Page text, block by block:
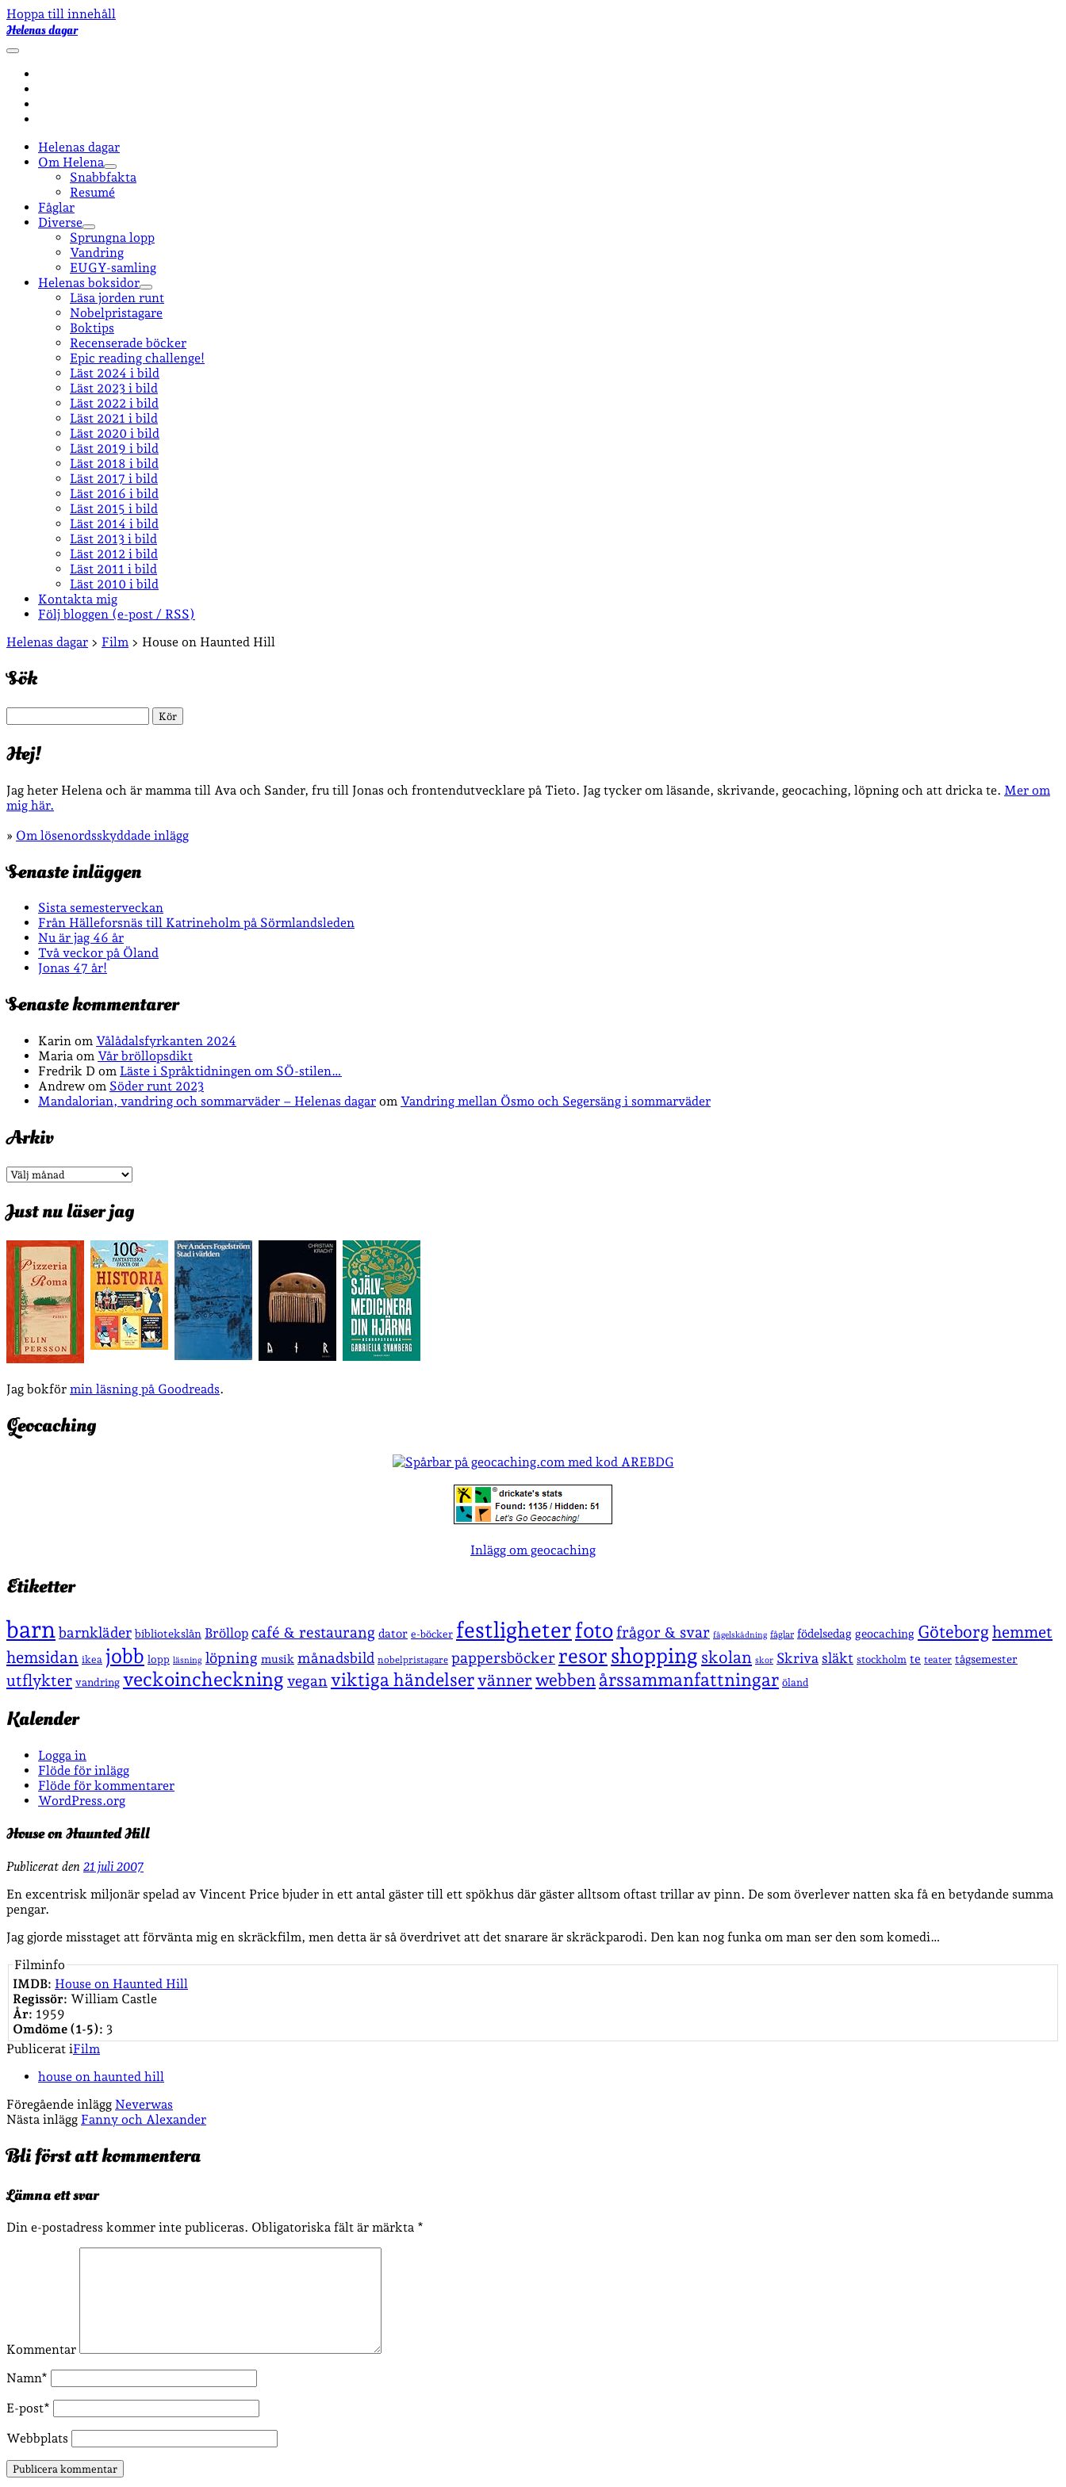
Hoppa till innehåll
Helenas dagar
öppna
Helenas dagar
Om Helena
öppna
undermeny
Snabbfakta
Resumé
Fåglar
Diverse
öppna
undermeny
Sprungna lopp
Vandring
EUGY-samling
Helenas boksidor
öppna
undermeny
Läsa jorden runt
Nobelpristagare
Boktips
Recenserade böcker
Epic reading challenge!
Läst 2024 i bild
Läst 2023 i bild
Läst 2022 i bild
Läst 2021 i bild
Läst 2020 i bild
Läst 2019 i bild
Läst 2018 i bild
Läst 2017 i bild
Läst 2016 i bild
Läst 2015 i bild
Läst 2014 i bild
Läst 2013 i bild
Läst 2012 i bild
Läst 2011 i bild
Läst 2010 i bild
Kontakta mig
Följ bloggen (e-post / RSS)
Sidopanel
Helenas dagar > Film > House on Haunted Hill
Sök
Hej!
Jag heter Helena och är mamma till Ava och Sander, fru till Jonas och frontendutvecklare på Tieto. Jag tycker om läsande, skrivande, geocaching, löpning och att dricka te. Mer om
mig här.
» Om lösenordsskyddade inlägg
Senaste inläggen
Sista semesterveckan
Från Hälleforsnäs till Katrineholm på Sörmlandsleden
Nu är jag 46 år
Två veckor på Öland
Jonas 47 år!
Senaste kommentarer
Karin om Vålådalsfyrkanten 2024
Maria om Vår bröllopsdikt
Fredrik D om Läste i Språktidningen om SÖ-stilen…
Andrew om Söder runt 2023
Mandalorian, vandring och sommarväder – Helenas dagar om Vandring mellan Ösmo och Segersäng i sommarväder
Arkiv
Arkiv
Just nu läser jag
Jag bokför min läsning på Goodreads.
Geocaching
Inlägg om geocaching
Etiketter
barnbarnkläder bibliotekslån Bröllop café & restaurang dator e-böcker festligheterfotofrågor & svar fågelskådning fåglar födelsedag geocaching Göteborghemmet
hemsidan ikea jobb lopp läsning löpning musik månadsbild nobelpristagare pappersböcker resor shopping skolan skor Skriva släkt stockholm te teater tågsemester
utflykter vandring veckoincheckning vegan viktiga händelservänner webben årssammanfattningar öland
Kalender
Logga in
Flöde för inlägg
Flöde för kommentarer
WordPress.org
House on Haunted Hill
Publicerat den 21 juli 2007
En excentrisk miljonär spelad av Vincent Price bjuder in ett antal gäster till ett spökhus där gäster alltsom oftast trillar av pinn. De som överlever natten ska få en betydande summa
pengar.
Jag gjorde misstaget att förvänta mig en skräckfilm, men detta är så överdrivet att det snarare är skräckparodi. Den kan nog funka om man ser den som komedi…
Filminfo
IMDB: House on Haunted Hill
Regissör: William Castle
År: 1959
Omdöme (1-5): 3
Publicerat iFilm
house on haunted hill
Föregående inlägg Neverwas
Nästa inlägg Fanny och Alexander
Bli först att kommentera
Lämna ett svar
Din e-postadress kommer inte publiceras. Obligatoriska fält är märkta *
Kommentar
Namn*
E-post*
Webbplats